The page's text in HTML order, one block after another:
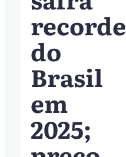
recorde
do
Brasil
em
2025;